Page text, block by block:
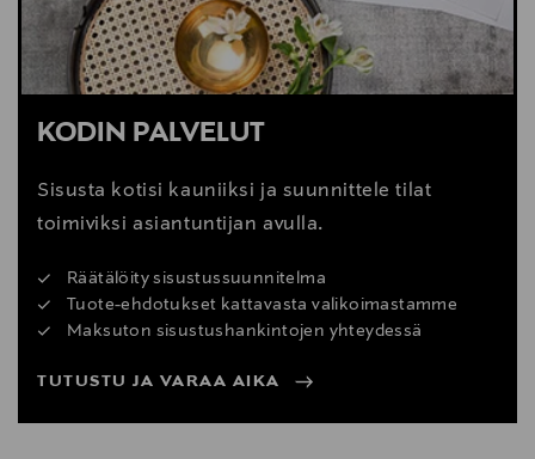
KODIN PALVELUT
Sisusta kotisi kauniiksi ja suunnittele tilat
toimiviksi asiantuntijan avulla.
Räätälöity sisustussuunnitelma
Tuote-ehdotukset kattavasta valikoimastamme
Maksuton sisustushankintojen yhteydessä
TUTUSTU JA VARAA AIKA